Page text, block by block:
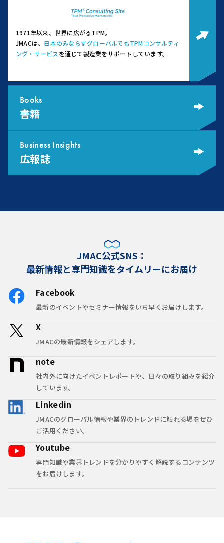
1971年以来、世界に広がるTPM。
JMACは、 日本のみならずグローバルでもTPMコンサルティ
ング・サービス を通じて製造業をサポートしています。
Books
書籍
Business Insights
広報誌
JMAC公式SNS：
最新情報と専門知識をタイムリーにお届け
Facebook
最新のイベントやセミナー情報をいち早くお届けします。
X
JMACの最新情報をシェアします。
note
社内外に向けたイベントレポートや、日々の取り組みを紹介
しています。
Linkedin
JMACのグローバル情報や業界のトレンドに触れる場をぜひ
ご活用ください。
Youtube
専門知識や業界トレンドを分かりやすく解説するコンテンツ
をお届けします。